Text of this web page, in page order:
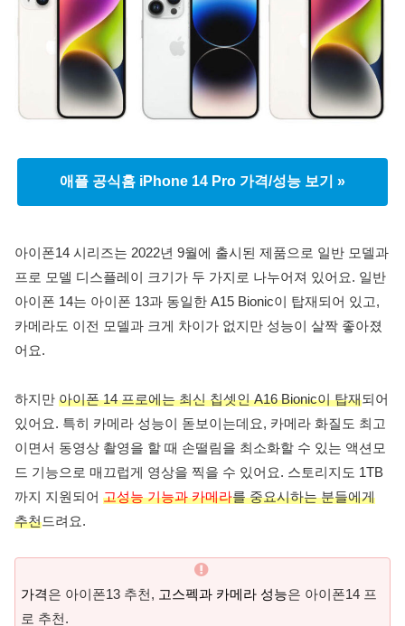
애플 공식홈 iPhone 14 Pro 가격/성능 보기 »
아이폰14 시리즈는 2022년 9월에 출시된 제품으로 일반 모델과
프로 모델 디스플레이 크기가 두 가지로 나누어져 있어요. 일반
아이폰 14는 아이폰 13과 동일한 A15 Bionic이 탑재되어 있고,
카메라도 이전 모델과 크게 차이가 없지만 성능이 살짝 좋아졌
어요.
하지만 아이폰 14 프로에는 최신 칩셋인 A16 Bionic이 탑재되어
있어요. 특히 카메라 성능이 돋보이는데요, 카메라 화질도 최고
이면서 동영상 촬영을 할 때 손떨림을 최소화할 수 있는 액션모
드 기능으로 매끄럽게 영상을 찍을 수 있어요. 스토리지도 1TB
까지 지원되어 고성능 기능과 카메라를 중요시하는 분들에게
추천드려요.
가격은 아이폰13 추천, 고스펙과 카메라 성능은 아이폰14 프
로 추천.